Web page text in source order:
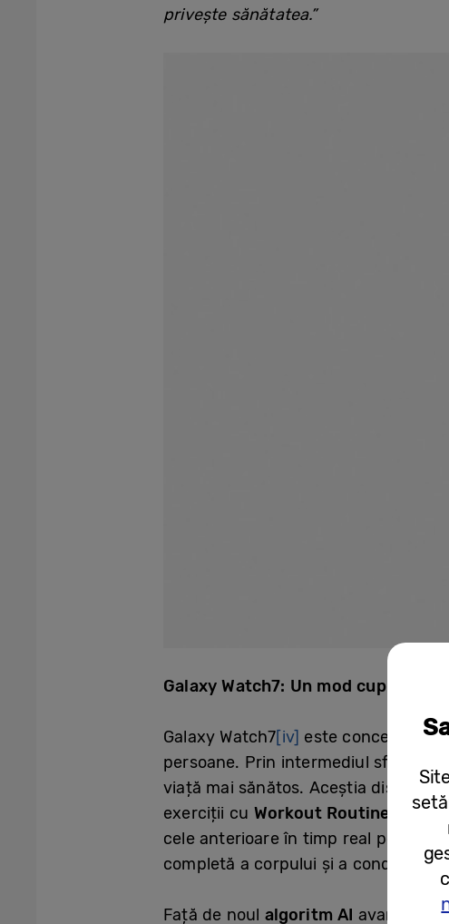
privește sănătatea.”
Galaxy Watch7: Un mod
Galaxy Watch7[iv] este conceput
persoane. Prin intermediul
viață mai sănătos. Aceștia dispun
exerciții cu Workout Routine
cele anterioare în timp real pentru
completă a corpului și a condiției
Față de noul algoritm AI avansat